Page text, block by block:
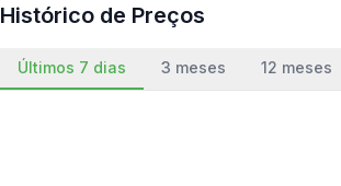
Histórico de Preços
Últimos 7 dias 3 meses 12 meses